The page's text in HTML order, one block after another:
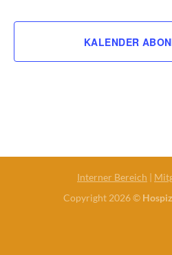
KALENDER
Interner Bereich |
Copyright 2026 ©